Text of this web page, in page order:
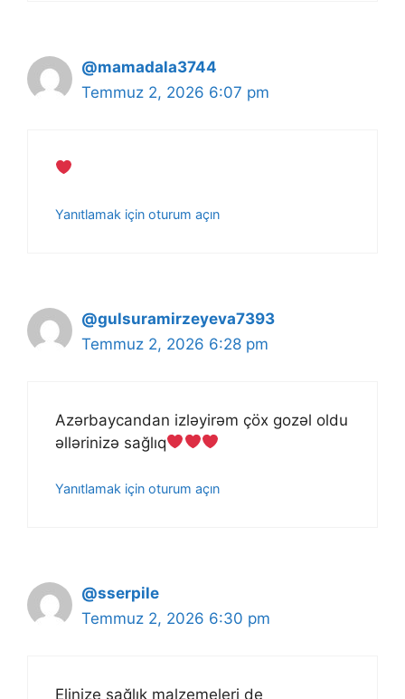
@mamadala3744
Temmuz 2, 2026 6:07 pm
Yanıtlamak için oturum açın
@gulsuramirzeyeva7393
Temmuz 2, 2026 6:28 pm
Azərbaycandan izləyirəm çöx gozəl oldu
əllərinizə sağlıq
Yanıtlamak için oturum açın
@sserpile
Temmuz 2, 2026 6:30 pm
Elinize sağlık malzemeleri de